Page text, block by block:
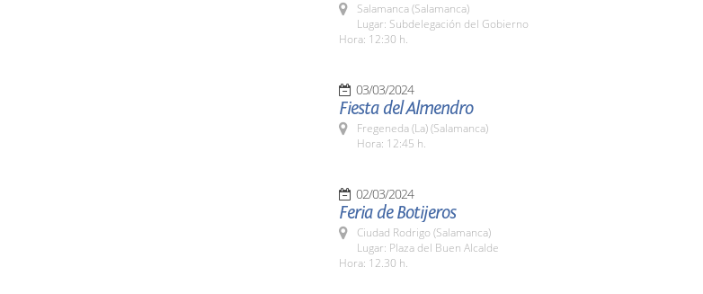
Salamanca (Salamanca)
Lugar: Subdelegación del Gobierno
Hora: 12:30 h.
03/03/2024
Fiesta del Almendro
Fregeneda (La) (Salamanca)
Hora: 12:45 h.
02/03/2024
Feria de Botijeros
Ciudad Rodrigo (Salamanca)
Lugar: Plaza del Buen Alcalde
Hora: 12.30 h.